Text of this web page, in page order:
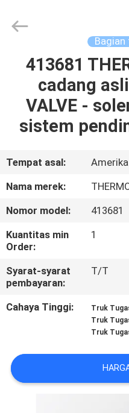
RUMAH
PRODUK
KAMI
PABRIK
KUALITAS
HUBUNGI
BERITA
INDUSTRY
413681
cadang
VALVE -
sistem
Tempat asal:
Nama merek:
Nomor model:
413681
Kuantitas min
Order:
1
Syarat-syarat
pembayaran:
T/T
Cahaya Tinggi: Truk
Truk
Truk